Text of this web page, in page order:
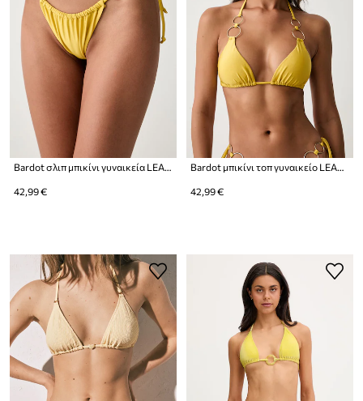
Bardot σλιπ μπικίνι γυναικεία LEALA
42,99 €
Bardot μπικίνι τοπ γυναικείο LEALA
42,99 €